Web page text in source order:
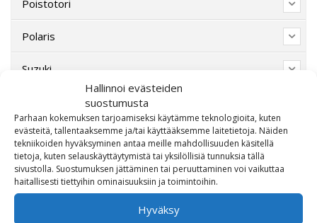
Hallinnoi evästeiden
suostumusta
Parhaan kokemuksen tarjoamiseksi käytämme teknologioita, kuten
evästeitä, tallentaaksemme ja/tai käyttääksemme laitetietoja. Näiden
tekniikoiden hyväksyminen antaa meille mahdollisuuden käsitellä
tietoja, kuten selauskäyttäytymistä tai yksilöllisiä tunnuksia tällä
sivustolla. Suostumuksen jättäminen tai peruuttaminen voi vaikuttaa
haitallisesti tiettyihin ominaisuuksiin ja toimintoihin.
Hyväksy
Poistotori
Polaris
Suzuki
Varaosat/Sekalaiset